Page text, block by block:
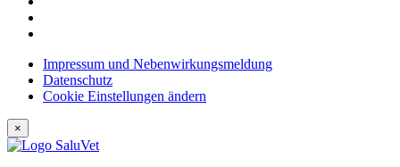
Impressum und Nebenwirkungsmeldung
Datenschutz
Cookie Einstellungen ändern
×